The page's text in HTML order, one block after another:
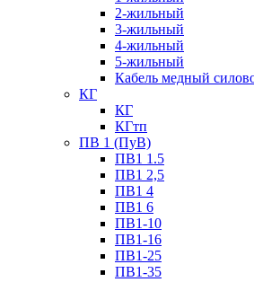
2-жильный
3-жильный
4-жильный
5-жильный
Кабель медный
КГ
КГ
КГтп
ПВ 1 (ПуВ)
ПВ1 1.5
ПВ1 2,5
ПВ1 4
ПВ1 6
ПВ1-10
ПВ1-16
ПВ1-25
ПВ1-35